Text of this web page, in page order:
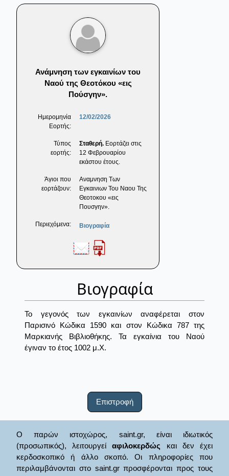
Ανάμνηση των εγκαινίων του
Ναού της Θεοτόκου «εις
Πούσγην».
Ημερομηνία
Εορτής:
12/02/2026
Τύπος
εορτής:
Σταθερή. Εορτάζει στις
12 Φεβρουαρίου
εκάστου έτους.
Άγιοι που
εορτάζουν:
Αναμνηση Των
Εγκαινιων Του Ναου Της
Θεοτοκου «εις
Πουσγην».
Περιεχόμενα: Βιογραφία
Βιογραφία
Το γεγονός των εγκαινίων αναφέρεται στον
Παρισινό Κώδικα 1590 και στον Κώδικα 787 της
Μαρκιανής Βιβλιοθήκης. Τα εγκαίνια του Ναού
έγιναν το έτος 1002 μ.Χ.
Επιστροφή
Ο παρών ιστοχώρος, saint.gr, είναι ιδιωτικός
(προσωπικός), λειτουργείαφιλοκερδώς και δεν έχει
κερδοσκοπικό ή άλλο σκοπό. Οι πληροφορίες που
περιλαμβάνονται στο saint.gr προσφέρονται προς τους